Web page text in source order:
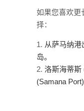
如果您喜欢更
择：
从萨马纳港
岛。
洛斯海蒂斯
(Samana